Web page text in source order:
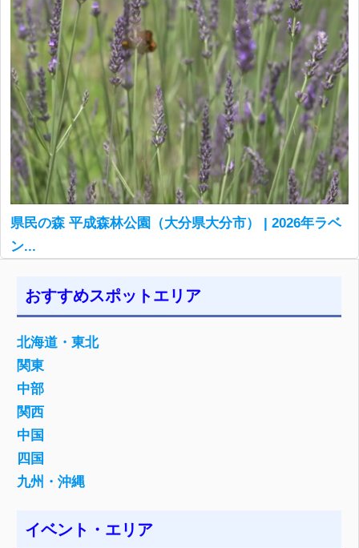
県民の森 平成森林公園（大分県大分市） | 2026年ラベ
ン...
おすすめスポットエリア
北海道・東北
関東
中部
関西
中国
四国
九州・沖縄
イベント・エリア